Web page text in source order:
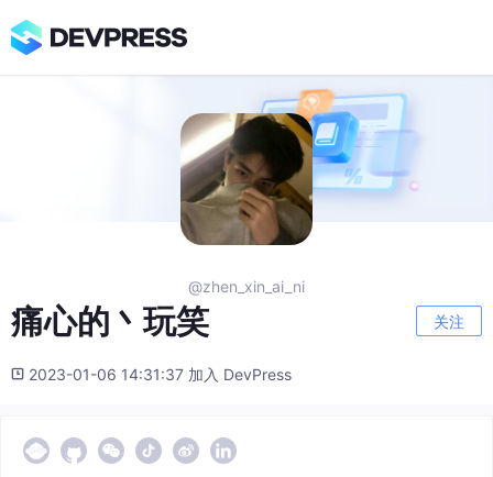
@zhen_xin_ai_ni
痛心的丶玩笑 关注
2023-01-06 14:31:37 加入 DevPress